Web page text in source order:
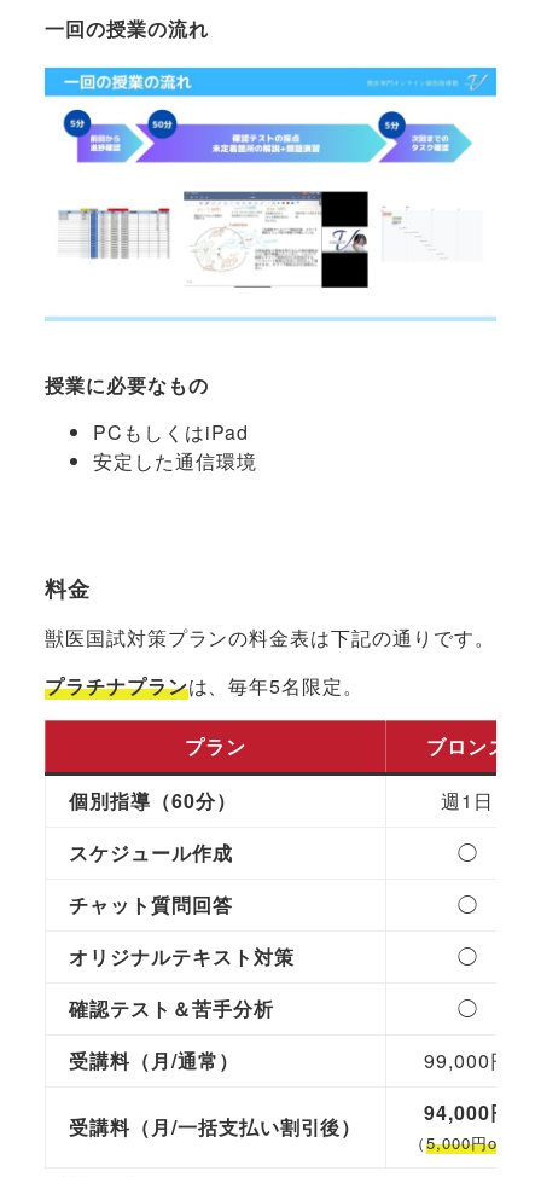
一回の授業の流れ
授業に必要なもの
PCもしくはiPad
安定した通信環境
料金
獣医国試対策プランの料金表は下記の通りです。
プラチナプランは、毎年5名限定。
プラン
ブロンズ
個別指導（60分）
週1日
スケジュール作成
◯
チャット質問回答
◯
オリジナルテキスト対策
◯
確認テスト＆苦手分析
◯
受講料（月/通常）
99,000円
受講料（月/一括支払い割引後）
94,000円
（5,000円off